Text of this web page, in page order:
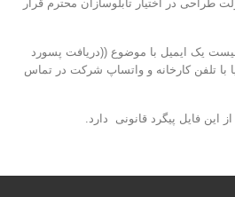
طراحی در اختیار تابلوسازان محترم قرار
یک ایمیل با موضوع ((دریافت پسورد
با تلفن کارخانه و واتساپ شرکت در تماس
این فایل پیگرد قانونی دارد.